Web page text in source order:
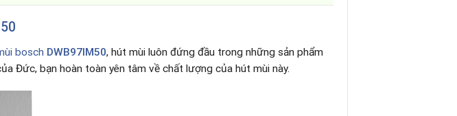
bosch DWB97IM50, hút mùi luôn đứng đầu trong những sản phẩm
Đức, bạn hoàn toàn yên tâm về chất lượng của hút mùi này.